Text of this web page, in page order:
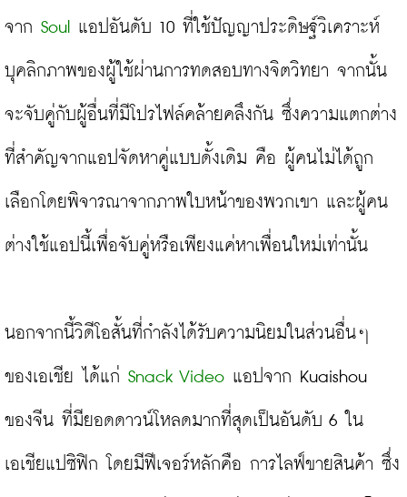
จาก Soul แอปอันดับ 10 ที่ใช้ปัญญาประดิษฐ์วิเคราะห์
บุคลิกภาพของผู้ใช้ผ่านการทดสอบทางจิตวิทยา จากนั้น
จะจับคู่กับผู้อื่นที่มีโปรไฟล์คล้ายคลึงกัน ซึ่งความแตกต่าง
ที่สำคัญจากแอปจัดหาคู่แบบดั้งเดิม คือ ผู้คนไม่ได้ถูก
เลือกโดยพิจารณาจากภาพใบหน้าของพวกเขา และผู้คน
ต่างใช้แอปนี้เพื่อจับคู่หรือเพียงแค่หาเพื่อนใหม่เท่านั้น
นอกจากนี้วิดีโอสั้นที่กำลังได้รับความนิยมในส่วนอื่นๆ
ของเอเชีย ได้แก่ Snack Video แอปจาก Kuaishou
ของจีน ที่มียอดดาวน์โหลดมากที่สุดเป็นอันดับ 6 ใน
เอเชียแปซิฟิก โดยมีฟีเจอร์หลักคือ การไลฟ์ขายสินค้า ซึ่ง